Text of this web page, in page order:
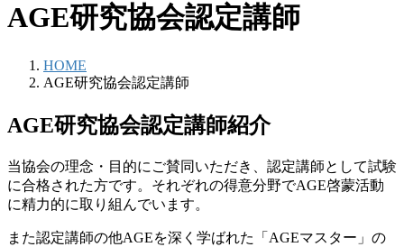
AGE研究協会認定講師
HOME
AGE研究協会認定講師
AGE研究協会認定講師紹介
当協会の理念・目的にご賛同いただき、認定講師として試験
に合格された方です。それぞれの得意分野でAGE啓蒙活動
に精力的に取り組んでいます。
また認定講師の他AGEを深く学ばれた「AGEマスター」の